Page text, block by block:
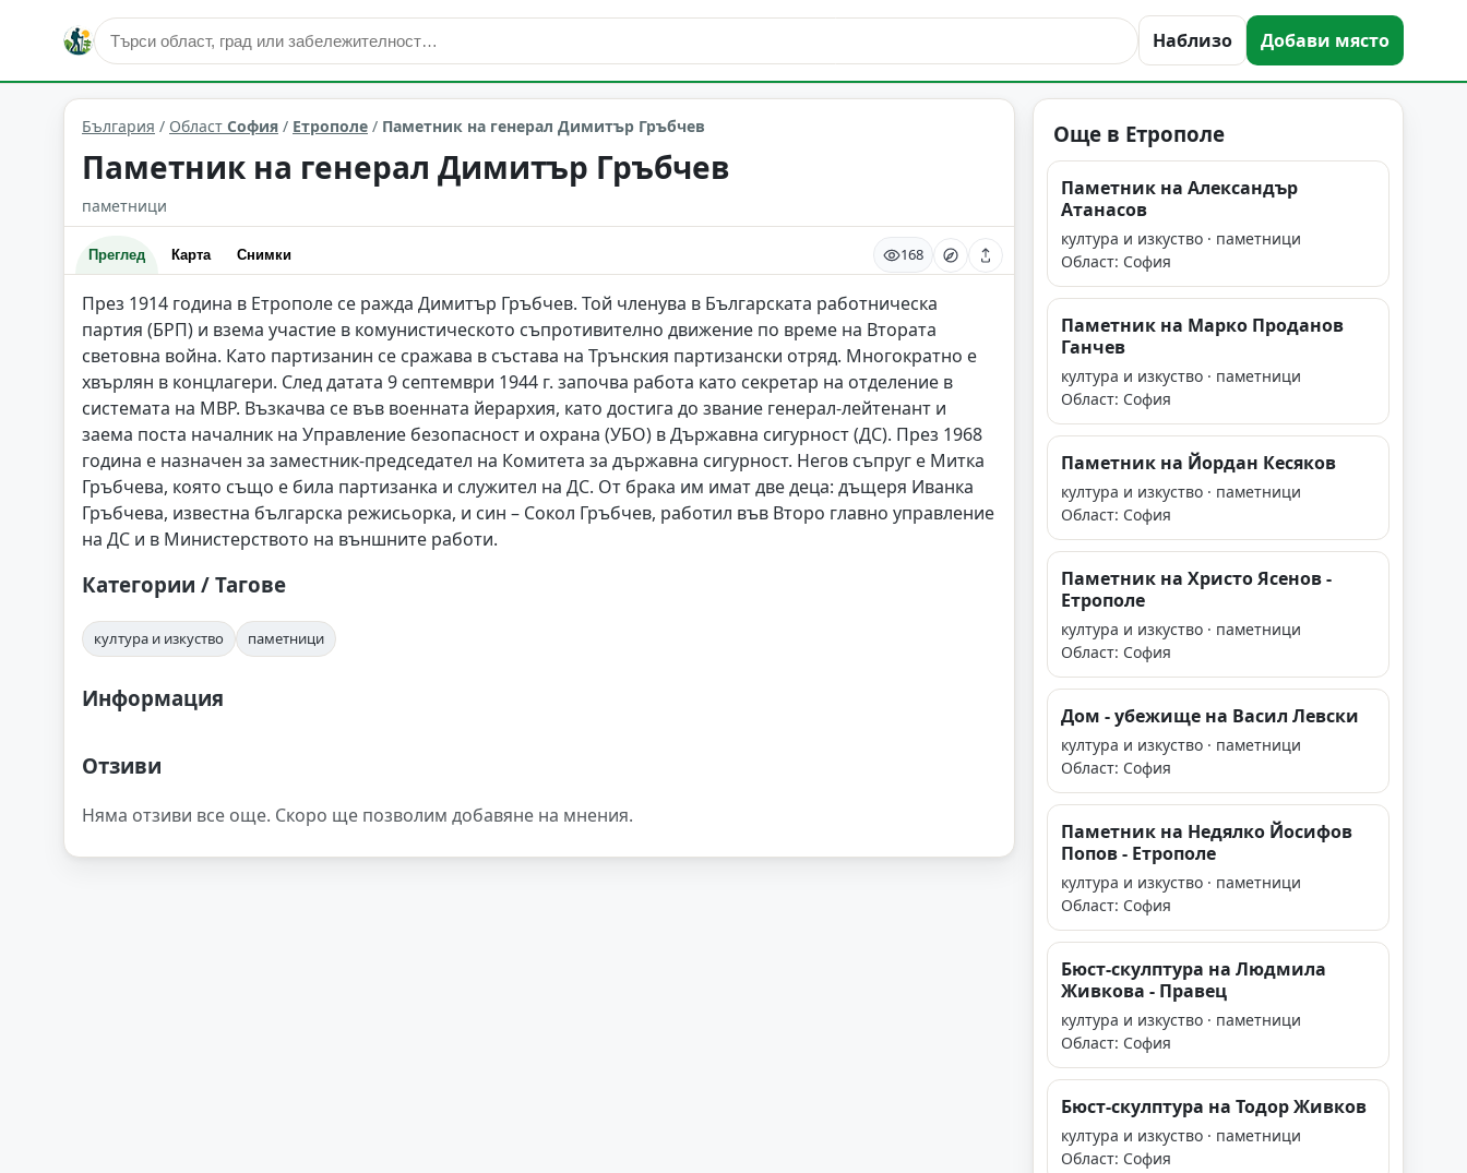
Наблизо Добави място
култура и изкуство Етрополе Област: София
България / Област София / Етрополе / Паметник на генерал Димитър Гръбчев
Паметник на генерал Димитър Гръбчев
паметници
Преглед Карта Снимки 168
През 1914 година в Етрополе се ражда Димитър Гръбчев. Той членува в Българската работническа
партия (БРП) и взема участие в комунистическото съпротивително движение по време на Втората
световна война. Като партизанин се сражава в състава на Трънския партизански отряд. Многократно е
хвърлян в концлагери. След датата 9 септември 1944 г. започва работа като секретар на отделение в
системата на МВР. Възкачва се във военната йерархия, като достига до звание генерал-лейтенант и
заема поста началник на Управление безопасност и охрана (УБО) в Държавна сигурност (ДС). През 1968
година е назначен за заместник-председател на Комитета за държавна сигурност. Негов съпруг е Митка
Гръбчева, която също е била партизанка и служител на ДС. От брака им имат две деца: дъщеря Иванка
Гръбчева, известна българска режисьорка, и син – Сокол Гръбчев, работил във Второ главно управление
на ДС и в Министерството на външните работи.
Категории / Тагове
култура и изкуство паметници
Информация
Отзиви
Няма отзиви все още. Скоро ще позволим добавяне на мнения.
Още в Етрополе
Паметник на Александър
Атанасов
култура и изкуство · паметници
Област: София
Паметник на Марко Проданов
Ганчев
култура и изкуство · паметници
Област: София
Паметник на Йордан Кесяков
култура и изкуство · паметници
Област: София
Паметник на Христо Ясенов -
Етрополе
култура и изкуство · паметници
Област: София
Дом - убежище на Васил Левски
култура и изкуство · паметници
Област: София
Паметник на Недялко Йосифов
Попов - Етрополе
култура и изкуство · паметници
Област: София
Бюст-скулптура на Людмила
Живкова - Правец
култура и изкуство · паметници
Област: София
Бюст-скулптура на Тодор Живков
култура и изкуство · паметници
Област: София